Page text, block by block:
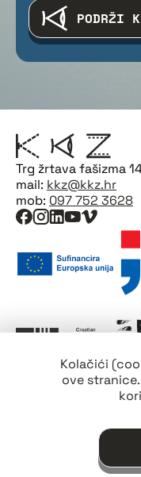
Kolačići
ove
PODRŽI
Trg žrtava fašizma
mail: kkz@kkz.hr
mob: 097 752 3628
©1928-2026 Kinoklub